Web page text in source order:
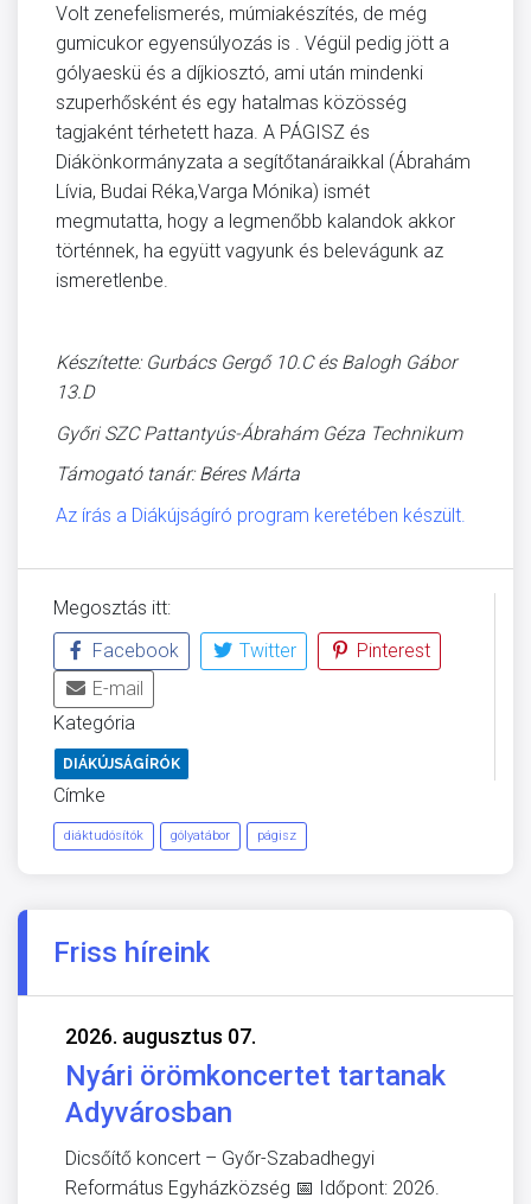
Volt zenefelismerés, múmiakészítés, de még
gumicukor egyensúlyozás is . Végül pedig jött a
gólyaeskü és a díjkiosztó, ami után mindenki
szuperhősként és egy hatalmas közösség
tagjaként térhetett haza. A PÁGISZ és
Diákönkormányzata a segítőtanáraikkal (Ábrahám
Lívia, Budai Réka,Varga Mónika) ismét
megmutatta, hogy a legmenőbb kalandok akkor
történnek, ha együtt vagyunk és belevágunk az
ismeretlenbe.
Készítette: Gurbács Gergő 10.C és Balogh Gábor
13.D
Győri SZC Pattantyús-Ábrahám Géza Technikum
Támogató tanár: Béres Márta
Az írás a Diákújságíró program keretében készült.
Megosztás itt:
Facebook
Twitter
Pinterest
E-mail
Kategória
DIÁKÚJSÁGÍRÓK
Címke
diáktudósítók gólyatábor págisz
Friss híreink
2026. augusztus 07.
Nyári örömkoncertet tartanak
Adyvárosban
Dicsőítő koncert – Győr-Szabadhegyi
Református Egyházközség 📅 Időpont: 2026.